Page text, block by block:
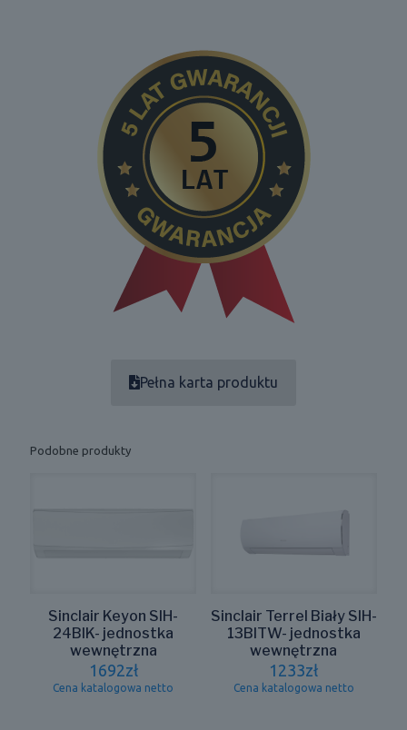
Pełna karta produktu
Podobne produkty
Sinclair Keyon SIH-
24BIK- jednostka
wewnętrzna
1692zł
Cena katalogowa netto
Sinclair Terrel Biały SIH-
13BITW- jednostka
wewnętrzna
1233zł
Cena katalogowa netto